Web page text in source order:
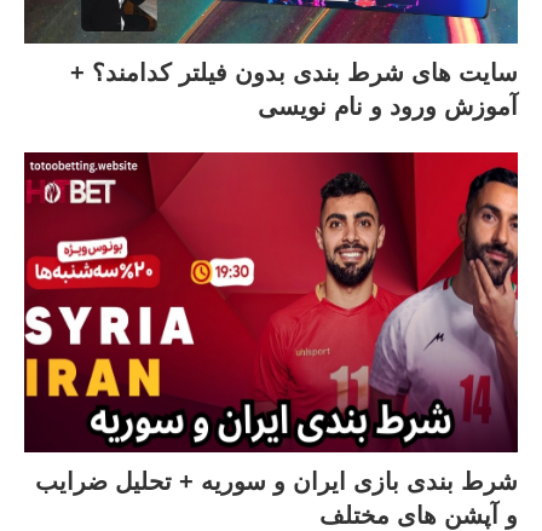
سایت‌ های شرط بندی بدون فیلتر کدامند؟ +
آموزش ورود و نام نویسی
شرط بندی بازی ایران و سوریه + تحلیل ضرایب
و آپشن های مختلف